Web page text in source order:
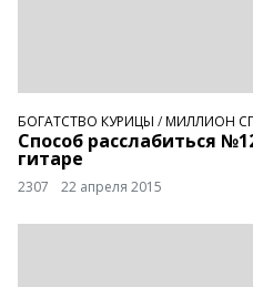
БОГАТСТВО КУРИЦЫ /МИЛЛИОН
Способ расслабиться
гитаре
2307 22 апреля 2015